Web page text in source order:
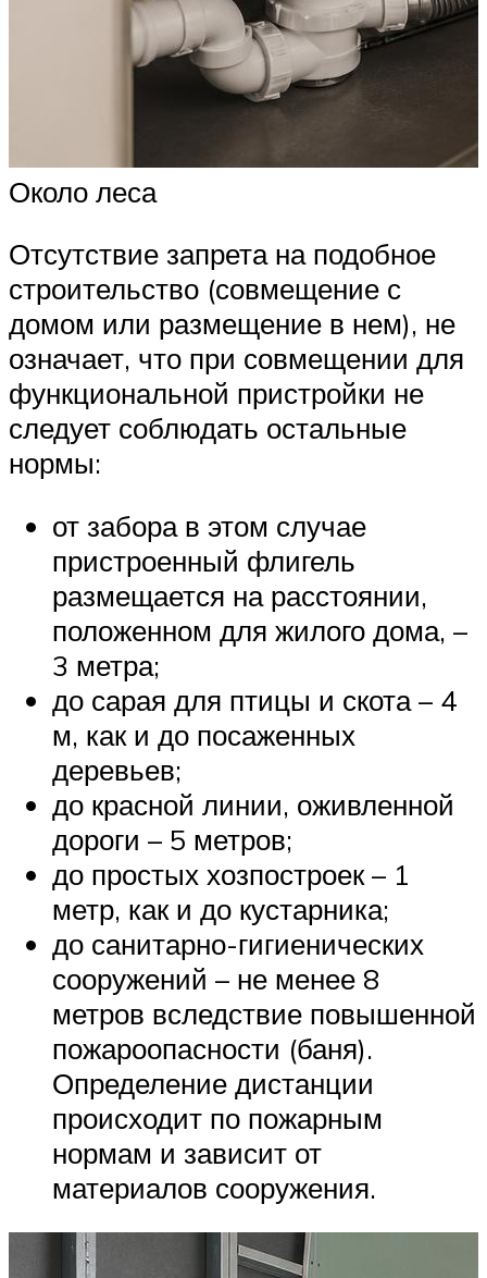
Около леса
Отсутствие запрета на подобное
строительство (совмещение с
домом или размещение в нем), не
означает, что при совмещении для
функциональной пристройки не
следует соблюдать остальные
нормы:
от забора в этом случае
пристроенный флигель
размещается на расстоянии,
положенном для жилого дома, –
3 метра;
до сарая для птицы и скота – 4
м, как и до посаженных
деревьев;
до красной линии, оживленной
дороги – 5 метров;
до простых хозпостроек – 1
метр, как и до кустарника;
до санитарно-гигиенических
сооружений – не менее 8
метров вследствие повышенной
пожароопасности (баня).
Определение дистанции
происходит по пожарным
нормам и зависит от
материалов сооружения.